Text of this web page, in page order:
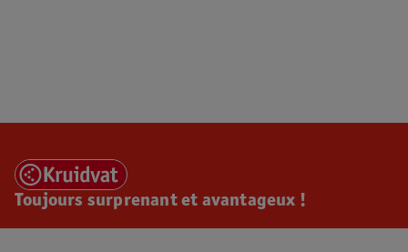
Toujours surprenant et avantageux !